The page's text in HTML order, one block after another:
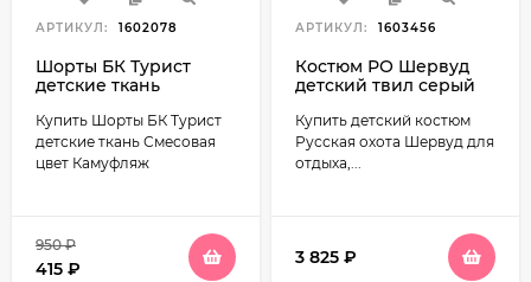
АРТИКУЛ: 1602078
Шорты БК Турист
детские ткань
Камуфляж
Купить Шорты БК Турист
детские ткань Смесовая
цвет Камуфляж
950₽
415 ₽
АРТИКУЛ: 1603456
Костюм РО Шервуд
детский твил серый
Купить детский костюм
Русская охота Шервуд для
отдыха,...
3 825 ₽